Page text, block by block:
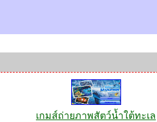
เกมส์ถ่ายภาพสัตว์น้ำใต้ทะเล